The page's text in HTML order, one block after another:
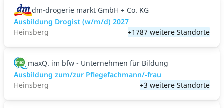
dm-drogerie markt GmbH + Co. KG
Ausbildung Drogist (w/m/d) 2027
Heinsberg
+1787 weitere Standorte
maxQ. im bfw - Unternehmen für Bildung
Ausbildung zum/zur Pflegefachmann/-frau
Heinsberg
+3 weitere Standorte